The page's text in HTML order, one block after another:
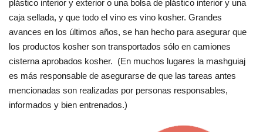
plástico interior y exterior o una bolsa de plástico interior y una
caja sellada, y que todo el vino es vino kosher. Grandes
avances en los últimos años, se han hecho para asegurar que
los productos kosher son transportados sólo en camiones
cisterna aprobados kosher. (En muchos lugares la mashguiaj
es más responsable de asegurarse de que las tareas antes
mencionadas son realizadas por personas responsables,
informados y bien entrenados.)